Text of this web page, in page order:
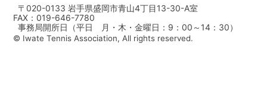
〒020-0133 岩手県盛岡市青山4丁目13-30-A室
FAX：019-646-7780
事務局開所日（平日 月・木・金曜日：9：00～14：30）
© Iwate Tennis Association, All rights reserved.